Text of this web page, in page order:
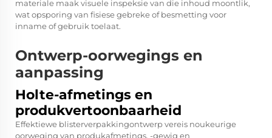
materiale maak visuele inspeksie van die inhoud moontlik,
wat opsporing van fisiese gebreke of besmetting voor
inname of gebruik toelaat.
Ontwerp-oorwegings en
aanpassing
Holte-afmetings en
produkvertoonbaarheid
Effektiewe blisterverpakkingontwerp vereis noukeurige
oorweging van produkafmetings, -gewig en